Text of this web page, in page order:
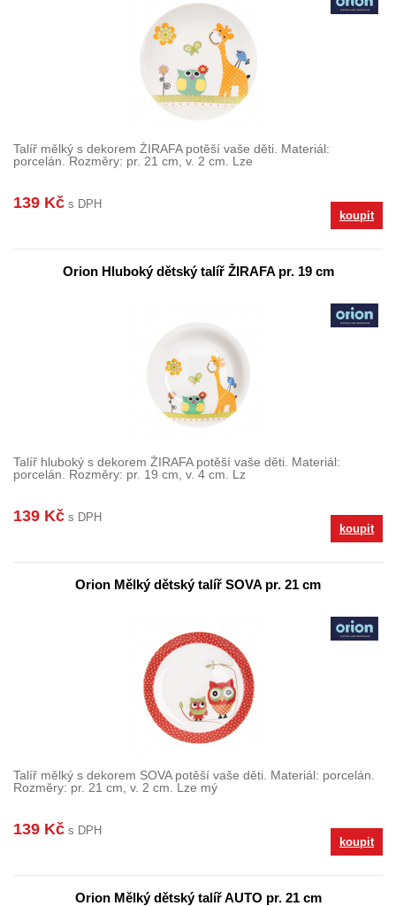
Talíř mělký s dekorem ŽIRAFA potěší vaše děti. Materiál:
porcelán. Rozměry: pr. 21 cm, v. 2 cm. Lze
139 Kč s DPH
koupit
Orion Hluboký dětský talíř ŽIRAFA pr. 19 cm
Talíř hluboký s dekorem ŽIRAFA potěší vaše děti. Materiál:
porcelán. Rozměry: pr. 19 cm, v. 4 cm. Lz
139 Kč s DPH
koupit
Orion Mělký dětský talíř SOVA pr. 21 cm
Talíř mělký s dekorem SOVA potěší vaše děti. Materiál: porcelán.
Rozměry: pr. 21 cm, v. 2 cm. Lze mý
139 Kč s DPH
koupit
Orion Mělký dětský talíř AUTO pr. 21 cm